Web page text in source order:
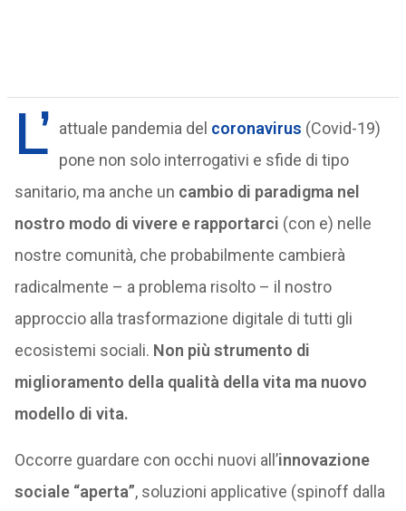
L’ attuale pandemia del coronavirus (Covid-19)
pone non solo interrogativi e sfide di tipo
sanitario, ma anche un cambio di paradigma nel
nostro modo di vivere e rapportarci (con e) nelle
nostre comunità, che probabilmente cambierà
radicalmente – a problema risolto – il nostro
approccio alla trasformazione digitale di tutti gli
ecosistemi sociali. Non più strumento di
miglioramento della qualità della vita ma nuovo
modello di vita.
Occorre guardare con occhi nuovi all’innovazione
sociale “aperta”, soluzioni applicative (spinoff dalla